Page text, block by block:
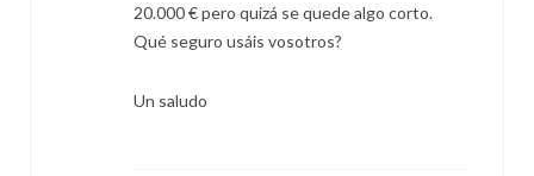
20.000 € pero quizá se quede algo corto.
Qué seguro usáis vosotros?
Un saludo